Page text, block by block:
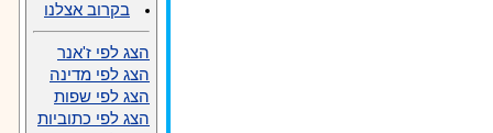
בקרוב אצלנו
הצג לפי ז'אנר
הצג לפי מדינה
הצג לפי שפות
הצג לפי כתוביות